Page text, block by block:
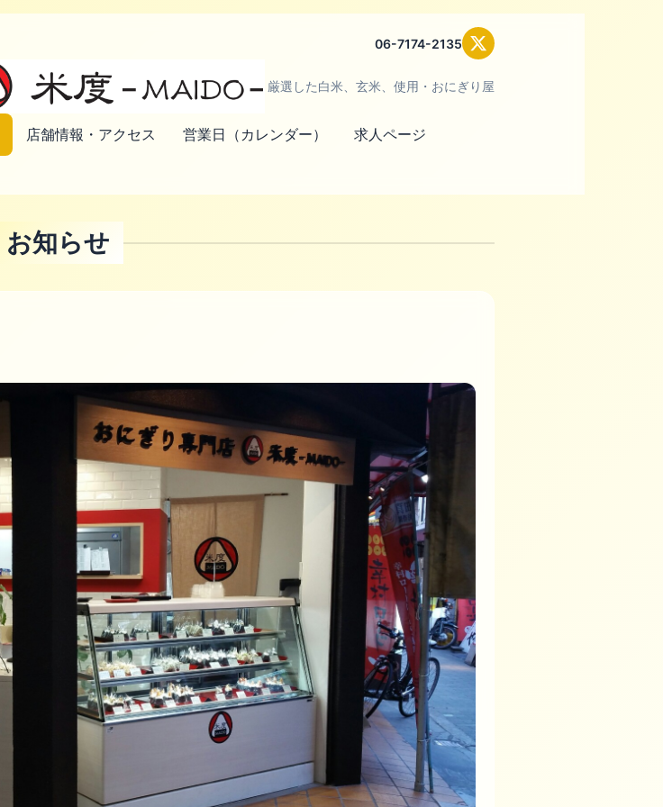
06-7174-2135
厳選した白米、玄米、使用・おにぎり屋
店舗情報・アクセス 営業日（カレンダー） 求人ページ
お知らせ